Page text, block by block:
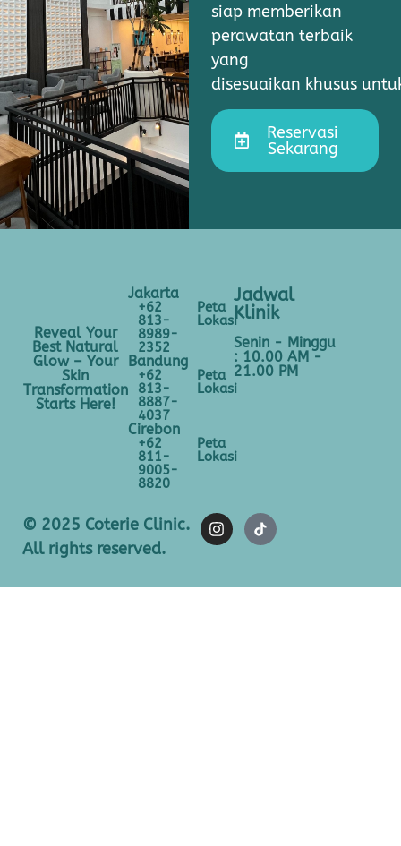
siap memberikan
perawatan terbaik
yang
disesuaikan khusus
Reservasi
Sekarang
Reveal Your
Best Natural
Glow – Your
Skin
Transformation
Starts Here!
Jakarta
+62
813-
8989-
2352
Peta
Lokasi
Bandung
+62
813-
8887-
4037
Peta
Lokasi
Cirebon
+62
811-
9005-
8820
Peta
Lokasi
Jadwal
Klinik
Senin - Minggu
: 10.00 AM -
21.00 PM
© 2025 Coterie Clinic.
All rights reserved.